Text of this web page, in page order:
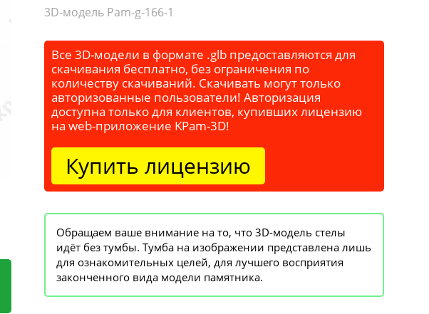
3D-модель Pam-g-166-1
Все 3D-модели в формате .glb предоставляются для
скачивания бесплатно, без ограничения по
количеству скачиваний. Скачивать могут только
авторизованные пользователи! Авторизация
доступна только для клиентов, купивших лицензию
на web-приложение KPam-3D!
Купить лицензию
Обращаем ваше внимание на то, что 3D-модель стелы
идёт без тумбы. Тумба на изображении представлена лишь
для ознакомительных целей, для лучшего восприятия
законченного вида модели памятника.